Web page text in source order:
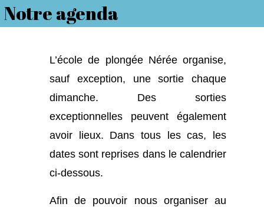
Notre agenda
L’école de plongée Nérée organise,
sauf exception, une sortie chaque
dimanche. Des sorties
exceptionnelles peuvent également
avoir lieux. Dans tous les cas, les
dates sont reprises dans le calendrier
ci-dessous.
Afin de pouvoir nous organiser au